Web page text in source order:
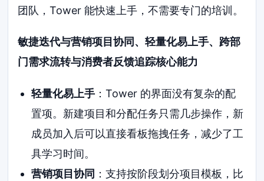
团队，Tower 能快速上手，不需要专门的培训。
敏捷迭代与营销项目协同、轻量化易上手、跨部
门需求流转与消费者反馈追踪核心能力
轻量化易上手：Tower 的界面没有复杂的配
置项。新建项目和分配任务只需几步操作，新
成员加入后可以直接看板拖拽任务，减少了工
具学习时间。
营销项目协同 ：支持按阶段划分项目模板，比